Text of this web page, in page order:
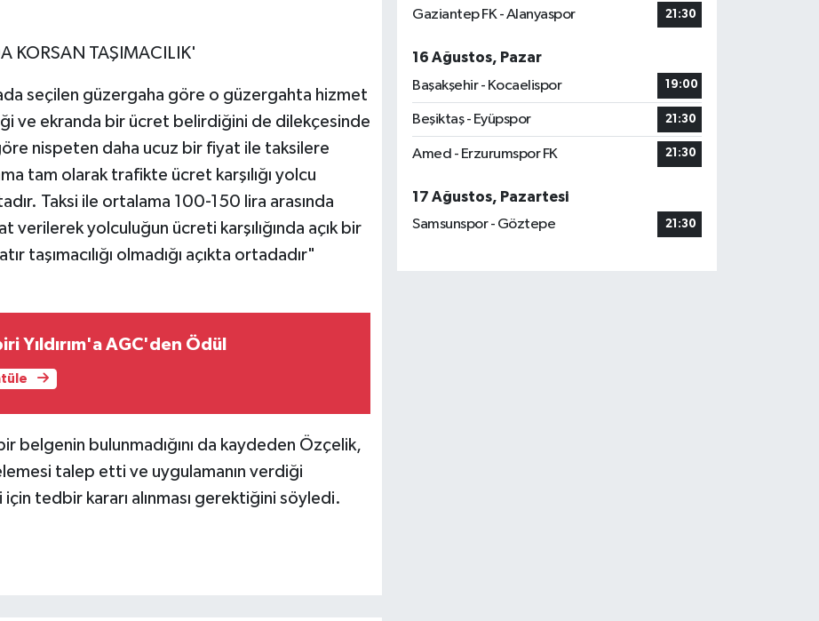
KORSAN TAŞIMACILIK'
seçilen güzergaha göre o güzergahta hizmet
ve ekranda bir ücret belirdiğini de dilekçesinde
nispeten daha ucuz bir fiyat ile taksilere
tam olarak trafikte ücret karşılığı yolcu
Taksi ile ortalama 100-150 lira arasında
yolculuğun ücreti karşılığında açık bir
taşımacılığı olmadığı açıkta ortadadır"
Yıldırım'a AGC'den Ödül
belgenin bulunmadığını da kaydeden Özçelik,
talep etti ve uygulamanın verdiği
tedbir kararı alınması gerektiğini söyledi.
Gaziantep FK - Alanyaspor 21:30
16 Ağustos, Pazar
Başakşehir - Kocaelispor
19:00
Beşiktaş - Eyüpspor 21:30
Amed - Erzurumspor FK 21:30
17 Ağustos, Pazartesi
Samsunspor - Göztepe
21:30